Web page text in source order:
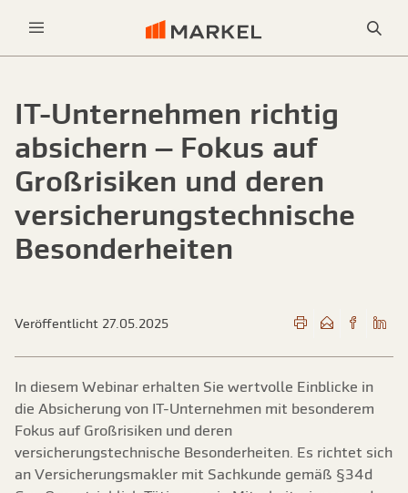
IT-Unternehmen richtig
absichern – Fokus auf
Großrisiken und deren
versicherungstechnische
Besonderheiten
Veröffentlicht 27.05.2025
In diesem Webinar erhalten Sie wertvolle Einblicke in
die Absicherung von IT-Unternehmen mit besonderem
Fokus auf Großrisiken und deren
versicherungstechnische Besonderheiten. Es richtet sich
an Versicherungsmakler mit Sachkunde gemäß §34d